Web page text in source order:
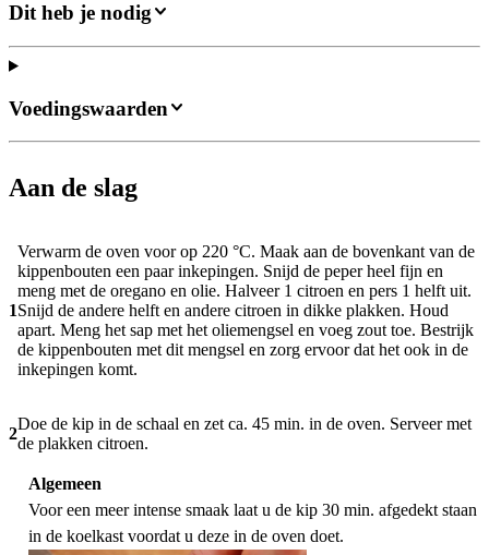
Dit heb je nodig
Aan de slag
1
Verwarm de oven voor op 220 °C. Maak aan de bovenkant van de
kippenbouten een paar inkepingen. Snijd de peper heel fijn en
meng met de oregano en olie. Halveer 1 citroen en pers 1 helft uit.
Snijd de andere helft en andere citroen in dikke plakken. Houd
apart. Meng het sap met het oliemengsel en voeg zout toe. Bestrijk
de kippenbouten met dit mengsel en zorg ervoor dat het ook in de
inkepingen komt.
2
Doe de kip in de schaal en zet ca. 45 min. in de oven. Serveer met
de plakken citroen.
Algemeen
Voor een meer intense smaak laat u de kip 30 min. afgedekt staan
in de koelkast voordat u deze in de oven doet.
Voedingswaarden